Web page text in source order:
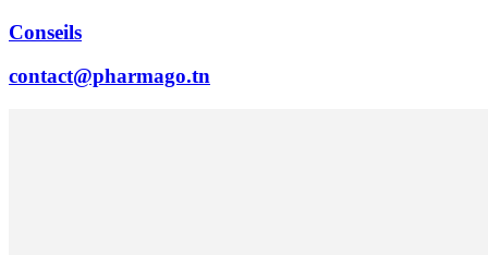
Conseils
contact@pharmago.tn